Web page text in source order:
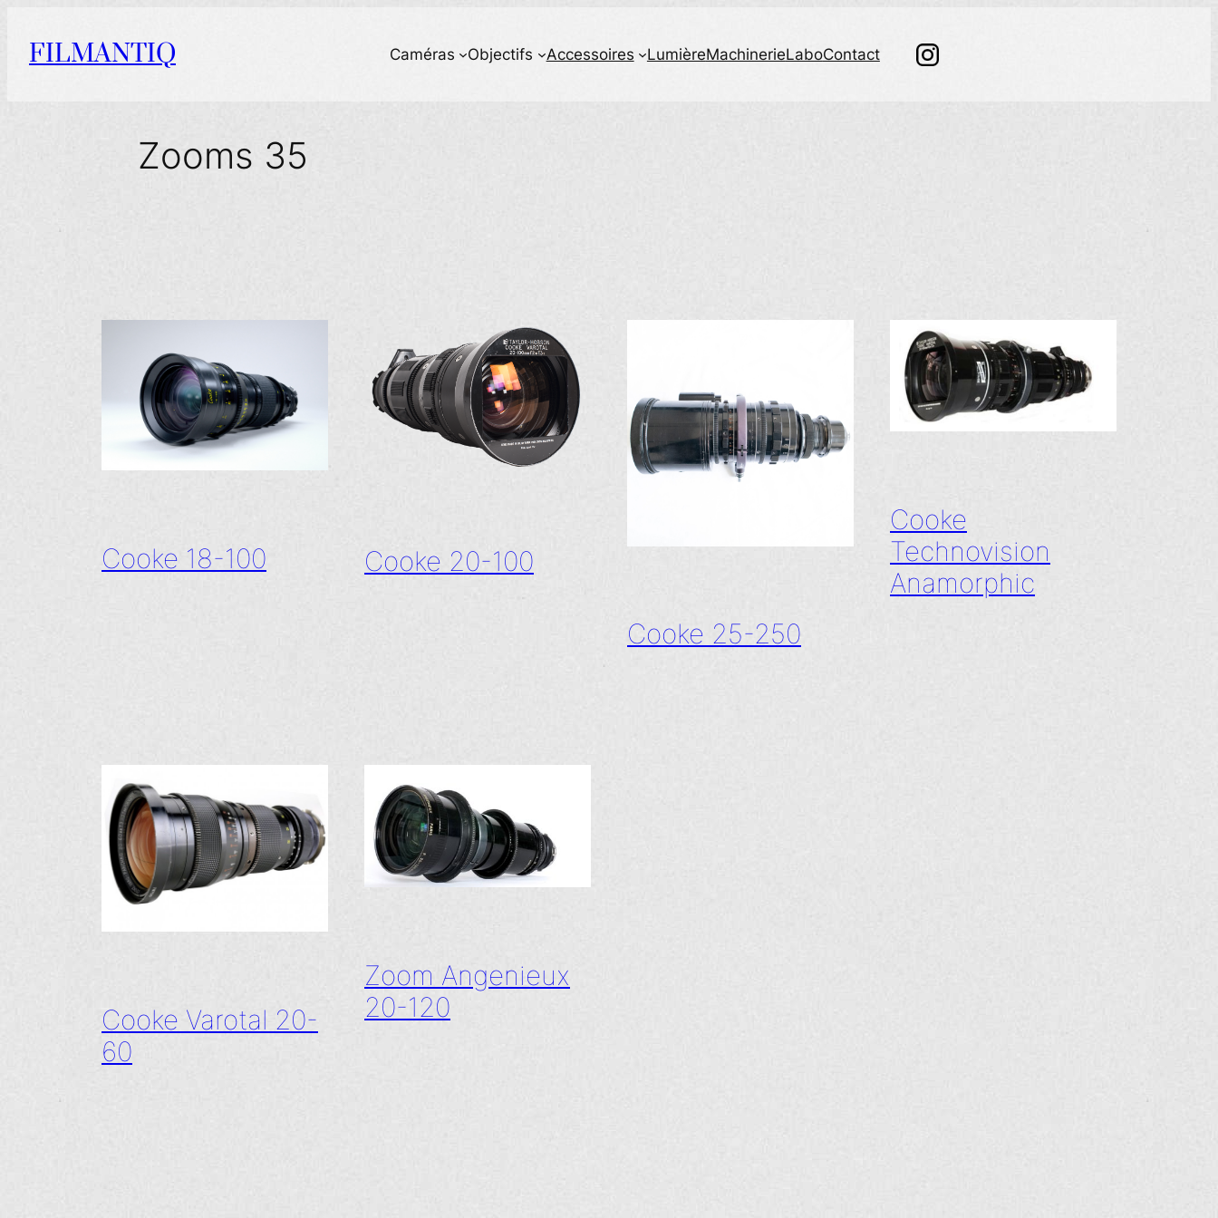
contenu
FILMANTIQ Caméras Objectifs Accessoires LumièreMachinerieLaboContact
Zooms 35
Cooke 18-100 Cooke 20-100
Cooke 25-250
Cooke
Technovision
Anamorphic
Cooke Varotal 20-
60
Zoom Angenieux
20-120